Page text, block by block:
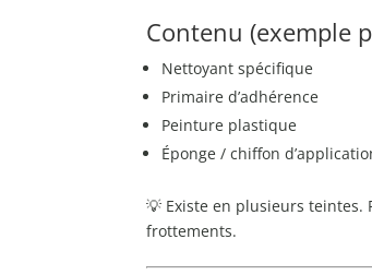
Contenu (exemple
Nettoyant spécifique
Primaire d’adhérence
Peinture plastique
Éponge / chiffon
💡 Existe en plusieurs teintes.
frottements.